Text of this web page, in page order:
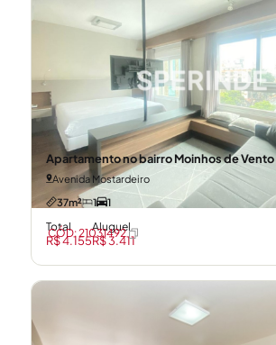
Apartamento no bairro Moinhos de Vento
Avenida Mostardeiro
37m²
1 1
Total
R$ 4.155
Aluguel
R$ 3.411
CÓD: 21031492